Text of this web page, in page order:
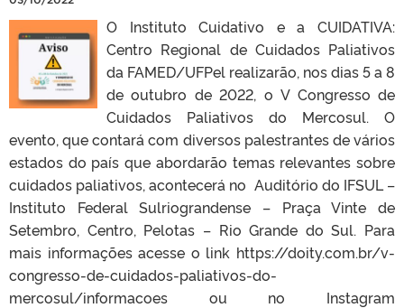
O Instituto Cuidativo e a CUIDATIVA:
Centro Regional de Cuidados Paliativos
da FAMED/UFPel realizarão, nos dias 5 a 8
de outubro de 2022, o V Congresso de
Cuidados Paliativos do Mercosul. O
evento, que contará com diversos palestrantes de vários
estados do país que abordarão temas relevantes sobre
cuidados paliativos, acontecerá no Auditório do IFSUL –
Instituto Federal Sulriograndense – Praça Vinte de
Setembro, Centro, Pelotas – Rio Grande do Sul. Para
mais informações acesse o link https://doity.com.br/v-
congresso-de-cuidados-paliativos-do-
mercosul/informacoes ou no Instagram